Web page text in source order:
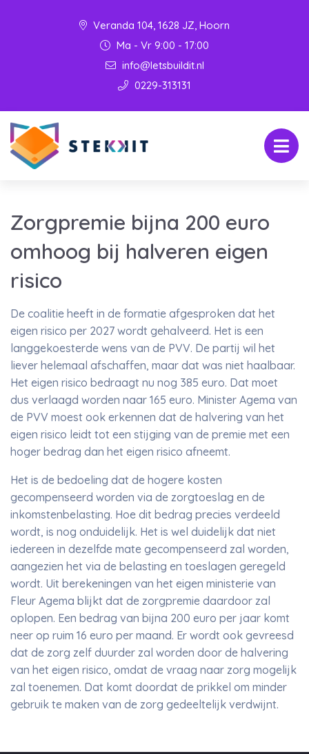
Veranda 104, 1628 JZ, Hoorn
Ma - Vr 9:00 - 17:00
info@letsbuildit.nl
0229-313131
Zorgpremie bijna 200 euro
omhoog bij halveren eigen
risico
De coalitie heeft in de formatie afgesproken dat het
eigen risico per 2027 wordt gehalveerd. Het is een
langgekoesterde wens van de PVV. De partij wil het
liever helemaal afschaffen, maar dat was niet haalbaar.
Het eigen risico bedraagt nu nog 385 euro. Dat moet
dus verlaagd worden naar 165 euro. Minister Agema van
de PVV moest ook erkennen dat de halvering van het
eigen risico leidt tot een stijging van de premie met een
hoger bedrag dan het eigen risico afneemt.
Het is de bedoeling dat de hogere kosten
gecompenseerd worden via de zorgtoeslag en de
inkomstenbelasting. Hoe dit bedrag precies verdeeld
wordt, is nog onduidelijk. Het is wel duidelijk dat niet
iedereen in dezelfde mate gecompenseerd zal worden,
aangezien het via de belasting en toeslagen geregeld
wordt. Uit berekeningen van het eigen ministerie van
Fleur Agema blijkt dat de zorgpremie daardoor zal
oplopen. Een bedrag van bijna 200 euro per jaar komt
neer op ruim 16 euro per maand. Er wordt ook gevreesd
dat de zorg zelf duurder zal worden door de halvering
van het eigen risico, omdat de vraag naar zorg mogelijk
zal toenemen. Dat komt doordat de prikkel om minder
gebruik te maken van de zorg gedeeltelijk verdwijnt.